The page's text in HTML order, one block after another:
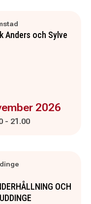
Anders och Sylve
är :
2026
mellan
- och
21.00
OCH